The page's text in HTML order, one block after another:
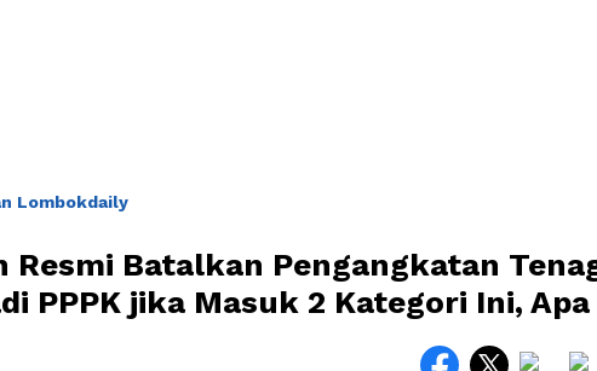
Lombokdaily
Resmi Batalkan Pengangkatan
PPPK jika Masuk 2 Kategori Ini, Apa